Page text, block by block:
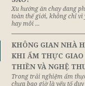
đầu
vị và
8th
June